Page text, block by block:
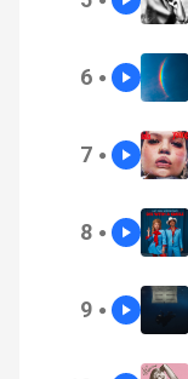
6 ●
7 ●
8 ●
9 ●